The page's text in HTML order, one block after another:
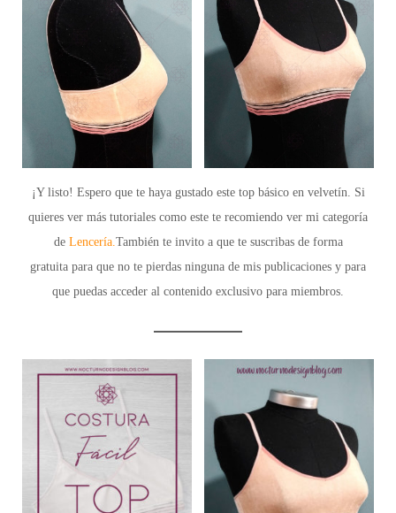
¡Y listo! Espero que te haya gustado este top básico en velvetín. Si
quieres ver más tutoriales como este te recomiendo ver mi categoría
de Lencería. También te invito a que te suscribas de forma
gratuita para que no te pierdas ninguna de mis publicaciones y para
que puedas acceder al contenido exclusivo para miembros.